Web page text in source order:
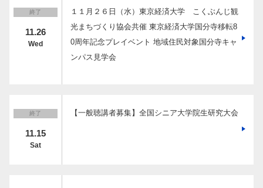
サイト内検索
終了
11.26
Wed
１１月２６日（水）東京経済大学 こくぶんじ観
光まちづくり協会共催 東京経済大学国分寺移転8
0周年記念プレイベント 地域住民対象国分寺キャ
ンパス見学会
終了
11.15
Sat
【一般聴講者募集】全国シニア大学院生研究大会